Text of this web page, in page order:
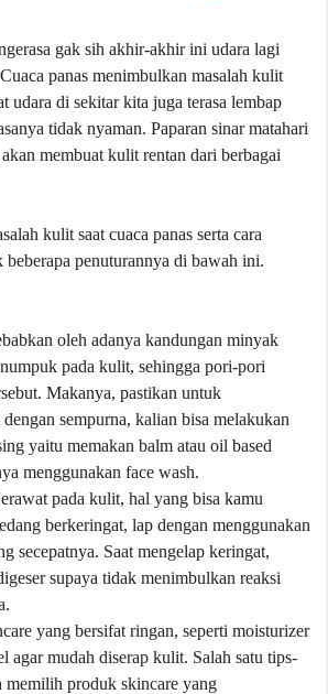
gak sih akhir-akhir ini udara lagi
panas menimbulkan masalah kulit
udara di sekitar kita juga terasa lembap
tidak nyaman. Paparan sinar matahari
membuat kulit rentan dari berbagai
kulit saat cuaca panas serta cara
beberapa penuturannya di bawah ini.
oleh adanya kandungan minyak
pada kulit, sehingga pori-pori
Makanya, pastikan untuk
sempurna, kalian bisa melakukan
yaitu memakan balm atau oil based
menggunakan face wash.
pada kulit, hal yang bisa kamu
berkeringat, lap dengan menggunakan
secepatnya. Saat mengelap keringat,
supaya tidak menimbulkan reaksi
yang bersifat ringan, seperti moisturizer
agar mudah diserap kulit. Salah satu tips-
memilih produk skincare yang